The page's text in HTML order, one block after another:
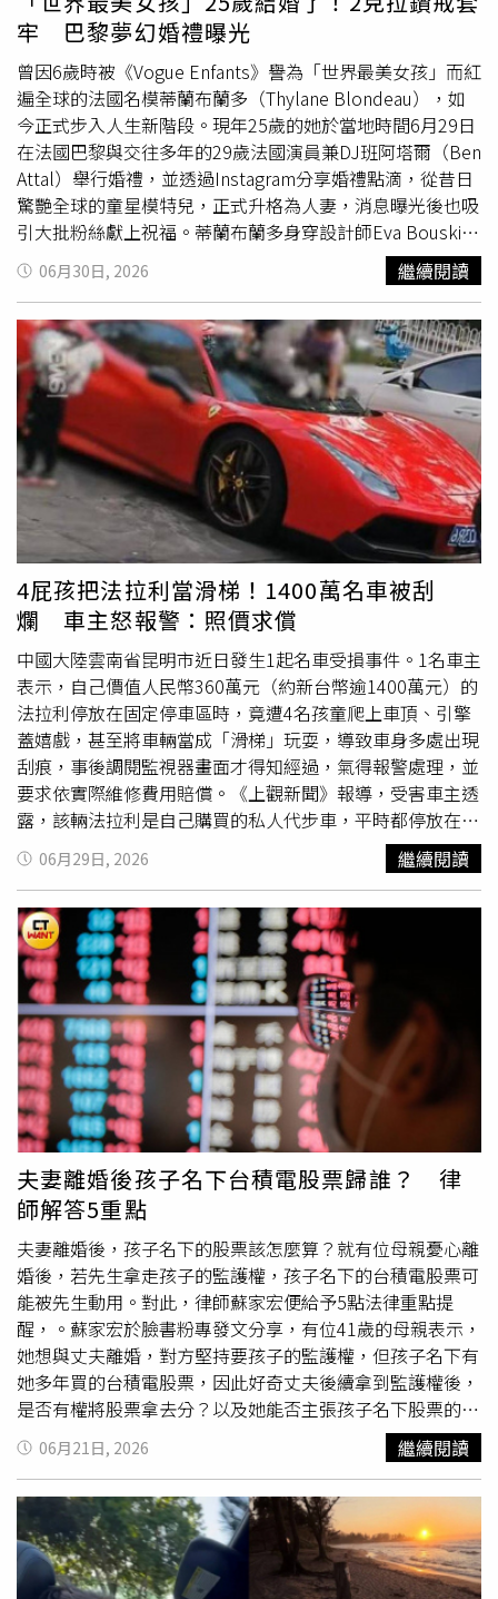
駕駛一輛賓士雙門轎跑車，載著男方離開住處，一路沿西濱
快速道路南下，而湊近一看，負責開車的熊霓臉上笑容可
見，心情看來相當好。兩人最後於下午3點41分抵達新竹市
熊霓父親的公司。車子到達新竹熊爸公司，熊霓男友還特地
穿上外套，看來相當正式地陪同熊霓走進熊爸公司，熊爸則
幫忙停車，疑似是首度拜訪女方家人。（圖／本刊攝影組）
談話過程中，只見熊媽多次點頭，看來已經對女兒這位新男
伴留下不錯印象。（圖／本刊攝影組）熊霓和男友兩人下車
後各自牽著一隻狗，男友還特地穿上外套，看來相當正式地
陪同熊霓走進熊爸公司，疑似首度拜訪女方家人。稍後熊媽
現身，抱著熊霓的愛犬走向停在門口的紅色轎車。熊霓則從
賓士車上整理行李及隨身物品，男方主動拉起行李箱、照顧
另一隻狗，在熊媽面前展現貼心舉動，談話過程中，只見熊
媽多次點頭，看來已經對女兒這位新男友留下不錯印象。之
後熊媽開著紅色轎車載著熊霓、男友，還有熊爸，宛如一家
人返回新竹老家，互動相當融洽。（圖／本刊攝影組）之後
右腳貼著貼布的熊爸則將熊霓的雙B車開進門口的車位停
放，熊媽開著紅色轎車載著熊霓、男友，然後熊爸也上車一
同離開，熊爸則先將熊霓的賓士停妥。約20分鐘後，一行四
人抵達新竹市北區一處住宅社區。下車時，熊霓拿著小包
包，男友則負責拉行李、牽狗，很有默契的分工合作跟著熊
爸率先走進社區，熊媽則在停妥車後再加入，宛如一家人返
家，互動相當融洽。對於樂天女孩熊霓6月5日帶著高帥男子
回新竹老家拜見父母，本刊詢問樂天球團兩人是否為男女朋
友關係？樂天回應本刊表示：「球團不會過問女孩私下的交
友情況，但會叮嚀務必恪守本分，謝謝關心。」
牢 巴黎夢幻婚禮曝光
曾因6歲時被《Vogue Enfants》譽為「世界最美女孩」而紅
遍全球的法國名模蒂蘭布蘭多（Thylane Blondeau），如
今正式步入人生新階段。現年25歲的她於當地時間6月29日
在法國巴黎與交往多年的29歲法國演員兼DJ班阿塔爾（Ben
Attal）舉行婚禮，並透過Instagram分享婚禮點滴，從昔日
驚艷全球的童星模特兒，正式升格為人妻，消息曝光後也吸
引大批粉絲獻上祝福。蒂蘭布蘭多身穿設計師Eva Bouskila
量身打造的訂製婚紗，以優雅法式造型成為婚禮焦點。（圖
／翻攝自IG，thylaneblondeau)綜合《People》、
《Ynet》等外媒報導，蒂蘭與班阿塔爾自2020年開始交
往，並於2021年初公開戀情。今年3月兩人赴希臘度假時，
男方精心安排求婚，送上一枚約2克拉橢圓形鑽戒，價值約
3.4萬英鎊（約新台幣145萬元）。蒂蘭當時甜蜜寫下：「我
對我最好的朋友說了『我願意』，敬我們的永遠。」相隔約
3個月後，兩人便在巴黎第16區市政廳完成婚禮，攜手展開
人生新篇章。婚禮處處充滿法式浪漫氛圍。蒂蘭身穿由設計
師Eva Bouskila量身打造的象牙白絲綢訂製婚紗，搭配俐落
剪裁披肩、Dior打造的妝容、低盤髮及白色小雛菊髮飾，手
捧奶油色海芋花束，在巴黎與艾菲爾鐵塔美景映襯下完成婚
禮。新郎則穿著海軍藍西裝，兩人在親友見證下交換誓言，
婚後手牽手搭乘一輛鉑金色Porsche 356 Speedster復古
車離開會場，成為全場最吸睛畫面。蒂蘭事後也在
Instagram限時動態分享婚禮照片，並簡單寫下
「Love（愛）」向外界分享喜悅。兩人的愛犬也換上特製
燕尾服現身，而她還特別在婚禮現場擺放去年病逝繼父的照
片，希望重要家人沒有缺席人生的重要時刻。蒂蘭布蘭多身
穿設計師Eva Bouskila量身打造的訂製婚紗，以優雅法式造
型成為婚禮焦點。（圖／翻攝自IG，people）蒂蘭出身名
人家庭，父親派屈克布蘭多（Patrick Blondeau）曾是法國
國家足球隊成員，母親維洛妮卡勒布里（Veronika
Loubry）則是法國知名演員兼電視主持人。她4歲便替時尚
設計師尚保羅高提耶（Jean Paul Gaultier）走秀，6歲因
《Vogue Enfants》封為「世界最美女孩」一夕爆紅；10歲
登上《Vogue Paris》時，因濃妝、高跟鞋及成熟造型掀起
「兒童過度成人化」爭議，但她並未因此離開時尚圈，之後
陸續與Dolce & Gabbana、L'Oréal、Hugo Boss等國際品
牌合作，加入IMG Models，2018年更登上TC Candler「全
球百大最美臉孔」榜首，再度成為全球矚目焦點。今年4月
迎接25歲生日之際，蒂蘭曾分享童年獲封「世界最美女孩」
時的照片，感謝一路走來的人生歷程，也讓許多粉絲回憶起
她的成名故事。儘管多年來始終頂著「世界最美女孩」光
環，她曾受訪表示，自己從不認為外貌能定義人生，「我不
是世界最漂亮的人，我只是普通人。」婚禮後她也發文呼籲
外界尊重新人隱私，希望大家記住的不是鎂光燈下的標籤，
而是她作為一名新娘，與摯愛攜手展開幸福人生的新起點。
蒂蘭布蘭多身穿設計師Eva Bouskila量身打造的訂製婚紗，
以優雅法式造型成為婚禮焦點。（圖／翻攝自IG，
people）
06月30日, 2026 繼續閱讀
4屁孩把法拉利當滑梯！1400萬名車被刮
爛 車主怒報警：照價求償
中國大陸雲南省昆明市近日發生1起名車受損事件。1名車主
表示，自己價值人民幣360萬元（約新台幣逾1400萬元）的
法拉利停放在固定停車區時，竟遭4名孩童爬上車頂、引擎
蓋嬉戲，甚至將車輛當成「滑梯」玩耍，導致車身多處出現
刮痕，事後調閱監視器畫面才得知經過，氣得報警處理，並
要求依實際維修費用賠償。《上觀新聞》報導，受害車主透
露，該輛法拉利是自己購買的私人代步車，平時都停放在固
定位置。事發當天，他在外地出差，返家後發現車身受損，
調閱監視器後赫然發現，有4名孩童趁大人未注意時爬上車
輛，在引擎蓋及車頂來回滑動、玩耍，造成車身多處留下明
顯刮痕，初步評估維修費用恐要價不菲。事件發生後，車主
立即向警方報案，當地派出所也兩度安排雙方進行協調。不
過，車主指出，孩童家長一開始僅願意賠償數百元人民幣，
後續才將賠償金額提高至人民幣5000元（約新台幣2.3萬
元），但與實際修復費用仍有相當大的落差，讓他難以接
受。車主強調，自己並非刻意要求高額賠償，而是希望依專
業維修估價結果處理，希望受損車輛能恢復原狀。他也呼籲
家長應善盡照顧與管教責任，避免孩童因一時玩樂造成他人
財物損失，甚至衍生更大的安全風險。目前雙方仍未就賠償
金額達成共識，後續是否進一步透過法律途徑解決，仍有待
協商結果。
06月29日, 2026 繼續閱讀
夫妻離婚後孩子名下台積電股票歸誰？ 律
師解答5重點
夫妻離婚後，孩子名下的股票該怎麼算？就有位母親憂心離
婚後，若先生拿走孩子的監護權，孩子名下的台積電股票可
能被先生動用。對此，律師蘇家宏便給予5點法律重點提
醒，。蘇家宏於臉書粉專發文分享，有位41歲的母親表示，
她想與丈夫離婚，對方堅持要孩子的監護權，但孩子名下有
她多年買的台積電股票，因此好奇丈夫後續拿到監護權後，
是否有權將股票拿去分？以及她能否主張孩子名下股票的一
半？蘇家宏認為，這位母親的疑慮不是在爭錢，而是在擔心
她的孩子，因此他也提供5點法律提醒供她參考。第1點，監
護人有權「管理」未成年子女財產，親權行使人，也就是監
護人，在法律上的確有權利管理未成年子女的財產，也可能
因此賣掉孩子的股票，或動用未成年子女名下的存款。蘇家
宏提到，第2點，每一筆錢的花用都必須「為了孩子的利
06月21日, 2026 繼續閱讀